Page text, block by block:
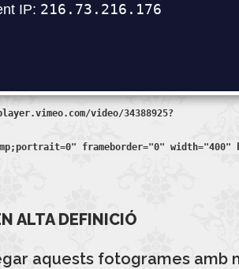
video/34388925?
frameborder="0" width="400"
ALTA DEFINICIÓ
aquests fotogrames amb